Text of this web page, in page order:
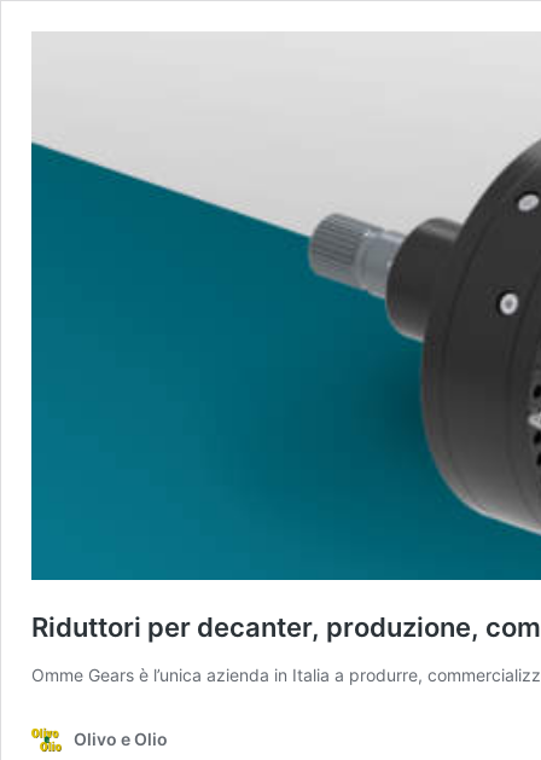
Riduttori per decanter, produzione,
Omme Gears è l’unica azienda in Italia a produrre,
Olivo e Olio